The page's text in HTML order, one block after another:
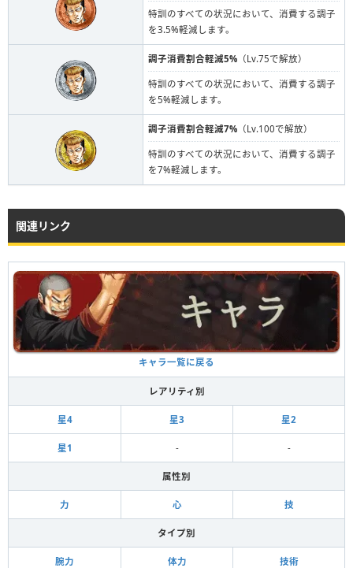
特訓のすべての状況において、消費する調子
を3.5%軽減します。
調子消費割合軽減5% （Lv.75で解放）
特訓のすべての状況において、消費する調子
を5%軽減します。
調子消費割合軽減7% （Lv.100で解放）
特訓のすべての状況において、消費する調子
を7%軽減します。
関連リンク
キャラ一覧に戻る
レアリティ別
星4 星3 星2
星1 - -
属性別
力 心 技
タイプ別
腕力 体力 技術